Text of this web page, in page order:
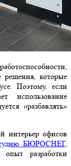
решения, которые
Поэтому, если
использование
«разбавлять»
интерьер офисов
БЮРОСНЕГ,
разработки